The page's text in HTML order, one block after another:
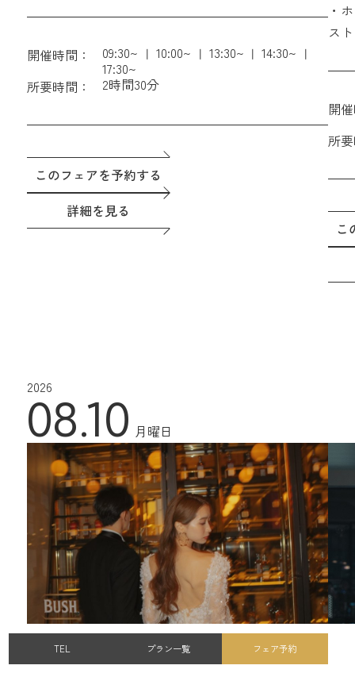
む）
GATEHOUSEレストラン利用時15%OFF会員権
開催時間： 09:30~ 10:00~ 13:30~
14:30~
17:30~
所要時間：
2時間30分
このフェアを予約する
詳細を見る
・
を
・
ス
別
開
所
こ
2026
08.10 月曜日
TEL プラン一覧 フェア予約